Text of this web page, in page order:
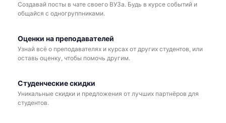
Создавай посты в чате своего ВУЗа. Будь в курсе событий и
общайся с одногруппниками.
Оценки на преподавателей
Узнай всё о преподавателях и курсах от других студентов, или
оставь оценку, чтобы помочь другим.
Студенческие скидки
Уникальные скидки и предложения от лучших партнёров для
студентов.